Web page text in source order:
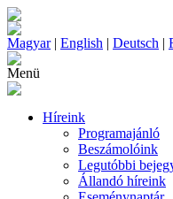
Magyar| English | Deutsch |
Menü
Híreink
Programajánló
Beszámolóink
Legutóbbi
Állandó híreink